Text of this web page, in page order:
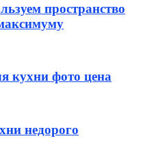
пространство
кухни фото цена
недорого